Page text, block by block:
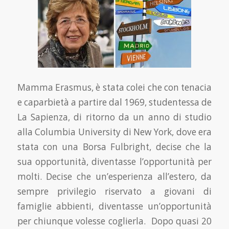
Mamma Erasmus, è stata colei che con tenacia
e caparbietà a partire dal 1969, studentessa de
La Sapienza, di ritorno da un anno di studio
alla Columbia University di New York, dove era
stata con una Borsa Fulbright, decise che la
sua opportunità, diventasse l’opportunità per
molti. Decise che un’esperienza all’estero, da
sempre privilegio riservato a giovani di
famiglie abbienti, diventasse un’opportunità
per chiunque volesse coglierla. Dopo quasi 20